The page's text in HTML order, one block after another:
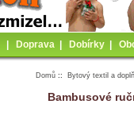
Doprava Dobírky
Domů :: Bytový textil a
Bambusové